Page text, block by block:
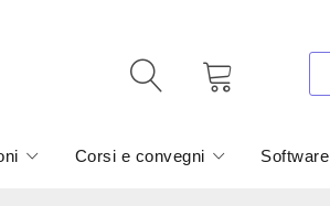
Corsi e convegni Software